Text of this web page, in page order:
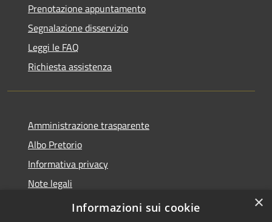
Prenotazione appuntamento
Segnalazione disservizio
Leggi le FAQ
Richiesta assistenza
Amministrazione trasparente
Albo Pretorio
Informativa privacy
Note legali
Dichiarazione di accessibilità
×
Informazioni sui cookie